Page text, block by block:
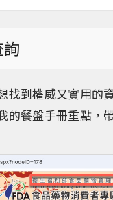
找到權威又實用的
的餐盤手冊重點，